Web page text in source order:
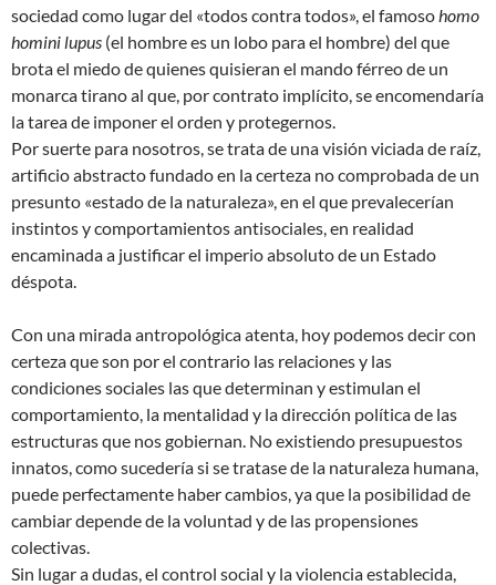
sociedad como lugar del «todos contra todos», el famosohomo
homini lupus (el hombre es un lobo para el hombre) del que
brota el miedo de quienes quisieran el mando férreo de un
monarca tirano al que, por contrato implícito, se encomendaría
la tarea de imponer el orden y protegernos.
Por suerte para nosotros, se trata de una visión viciada de raíz,
artificio abstracto fundado en la certeza no comprobada de un
presunto «estado de la naturaleza», en el que prevalecerían
instintos y comportamientos antisociales, en realidad
encaminada a justificar el imperio absoluto de un Estado
déspota.
Con una mirada antropológica atenta, hoy podemos decir con
certeza que son por el contrario las relaciones y las
condiciones sociales las que determinan y estimulan el
comportamiento, la mentalidad y la dirección política de las
estructuras que nos gobiernan. No existiendo presupuestos
innatos, como sucedería si se tratase de la naturaleza humana,
puede perfectamente haber cambios, ya que la posibilidad de
cambiar depende de la voluntad y de las propensiones
colectivas.
Sin lugar a dudas, el control social y la violencia establecida,